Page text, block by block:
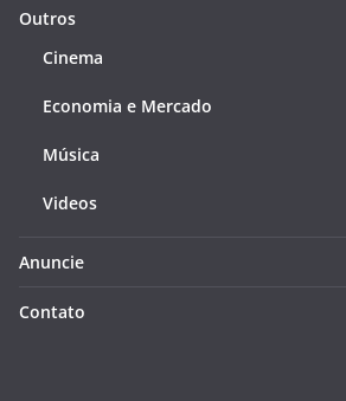
Outros
Cinema
Economia e Mercado
Música
Videos
Anuncie
Contato